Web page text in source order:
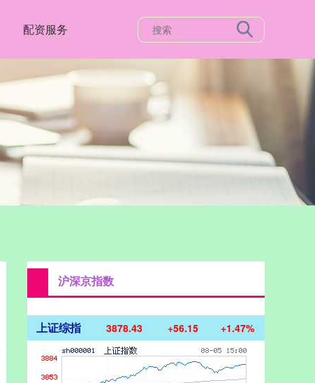
配资服务
沪深京指数
上证综指 3878.43 +56.15 +1.47%